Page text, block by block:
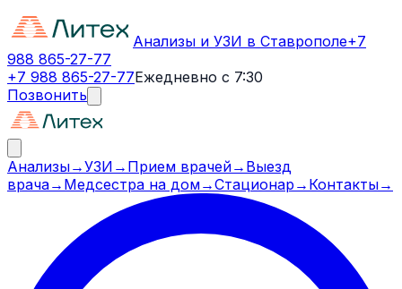
Анализы и УЗИ в Ставрополе+7
988 865-27-77
+7 988 865-27-77Ежедневно с 7:30
Позвонить
Анализы→УЗИ → Прием врачей→ Выезд
врача→ Медсестра на дом→Стационар → Контакты→